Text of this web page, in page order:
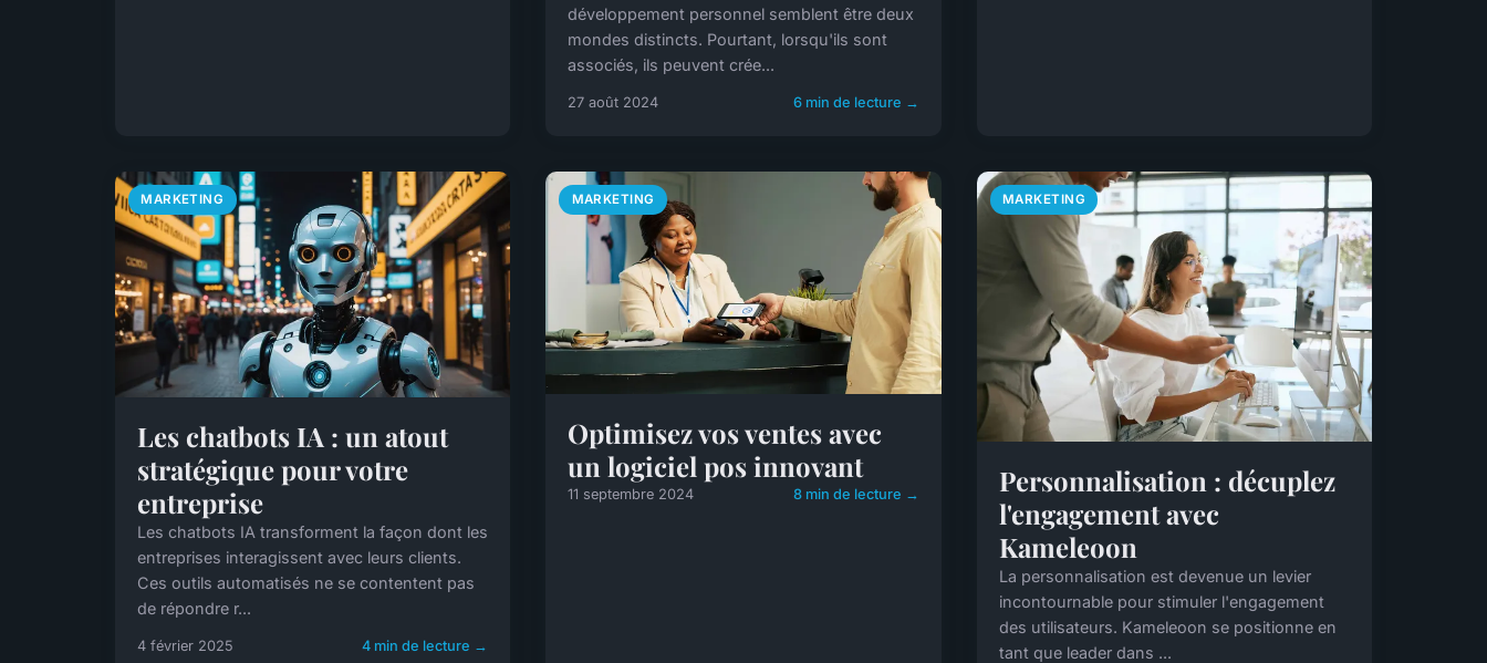
développement personnel semblent être deux
mondes distincts. Pourtant, lorsqu'ils sont
associés, ils peuvent crée...
27 août 2024 6 min de lecture →
MARKETING
Les chatbots IA : un atout
stratégique pour votre
entreprise
Les chatbots IA transforment la façon dont les
entreprises interagissent avec leurs clients.
Ces outils automatisés ne se contentent pas
de répondre r...
4 février 2025 4 min de lecture →
MARKETING
Optimisez vos ventes avec
un logiciel pos innovant
11 septembre 2024 8 min de lecture →
MARKETING
Personnalisation : décuplez
l'engagement avec
Kameleoon
La personnalisation est devenue un levier
incontournable pour stimuler l'engagement
des utilisateurs. Kameleoon se positionne en
tant que leader dans ...